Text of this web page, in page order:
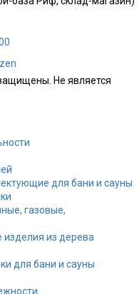
Не является
для бани и сауны
газовые,
изделия из дерева
для бани и сауны